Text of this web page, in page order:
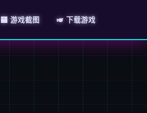
🏧 游戏截图 🎺 下载游戏